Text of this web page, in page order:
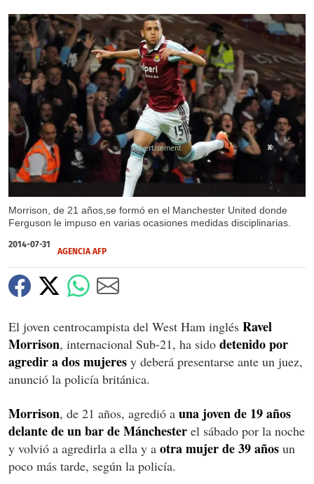
Morrison, de 21 años,se formó en el Manchester United donde
Ferguson le impuso en varias ocasiones medidas disciplinarias.
X
2014-07-31
AGENCIA AFP
El joven centrocampista del West Ham inglés Ravel
Morrison, internacional Sub-21, ha sido detenido por
agredir a dos mujeres y deberá presentarse ante un juez,
anunció la policía británica.
Morrison, de 21 años, agredió a una joven de 19 años
delante de un bar de Mánchester el sábado por la noche
y volvió a agredirla a ella y a otra mujer de 39 años un
poco más tarde, según la policía.